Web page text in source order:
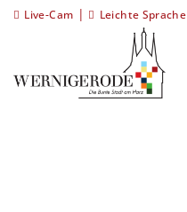
Live-Cam | Leichte Sprache